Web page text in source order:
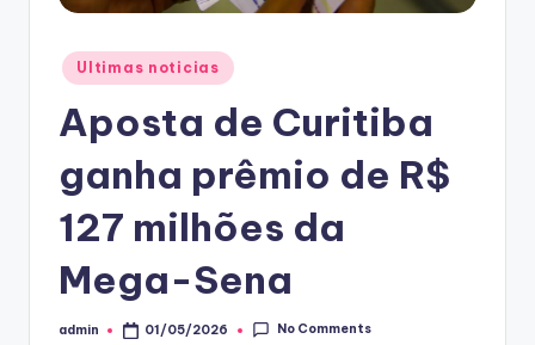
Posted
in
Ultimas noticias
Aposta de Curitiba
ganha prêmio de R$
127 milhões da
Mega-Sena
Posted
admin 01/05/2026 No Comments